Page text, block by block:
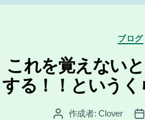
カ
テ
ゴ
リ
ー
ブログ
これを覚えない
する！！という
投 作成者:Clover
投